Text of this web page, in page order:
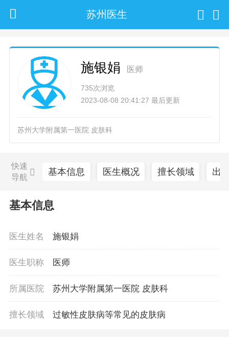
苏州医生
施银娟 医师
735次浏览
2023-08-08 20:41:27 最后更新
苏州大学附属第一医院 皮肤科
快速
导航
基本信息 医生概况 擅长领域 出
基本信息
医生姓名 施银娟
医生职称 医师
所属医院 苏州大学附属第一医院 皮肤科
擅长领域 过敏性皮肤病等常见的皮肤病